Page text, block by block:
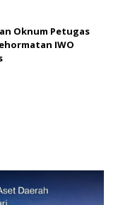
Oknum Petugas
IWO